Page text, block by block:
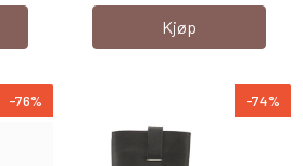
Kjøp
-76% -74%